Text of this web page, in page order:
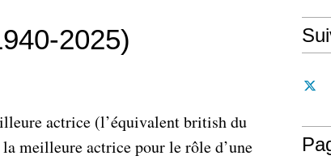
2025)
actrice (l’équivalent british du
meilleure actrice pour le rôle d’une